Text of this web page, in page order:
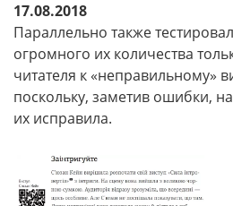
17.08.2018
Параллельно также
огромного их количества
читателя к «неправильному»
поскольку, заметив ошибки,
их исправила.